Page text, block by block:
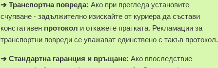
➔ Транспортна повреда: Ако при прегледа установите
счупване - задължително изискайте от куриера да състави
констативен протокол и откажете пратката. Рекламации за
транспортни повреди се уважават единствено с такъв протокол.
➔ Стандартна гаранция и връщане: Ако впоследствие